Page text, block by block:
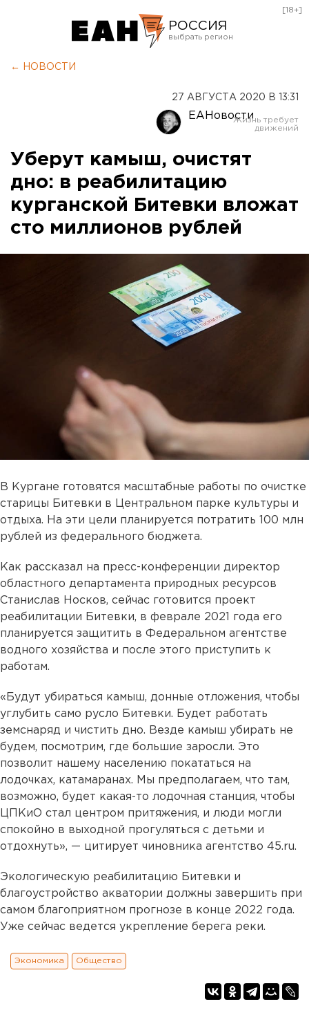
РОССИЯ
Оренбург
[18+]
← НОВОСТИ
27 АВГУСТА 2020 В 13:31
ЕАНовости
Уберут камыш, очистят
дно: в реабилитацию
курганской Битевки вложат
сто миллионов рублей
В Кургане готовятся масштабные работы по очистке
старицы Битевки в Центральном парке культуры и
отдыха. На эти цели планируется потратить 100 млн
рублей из федерального бюджета.
Как рассказал на пресс-конференции директор
областного департамента природных ресурсов
Станислав Носков, сейчас готовится проект
реабилитации Битевки, в феврале 2021 года его
планируется защитить в Федеральном агентстве
водного хозяйства и после этого приступить к
работам.
«Будут убираться камыш, донные отложения, чтобы
углубить само русло Битевки. Будет работать
земснаряд и чистить дно. Везде камыш убирать не
будем, посмотрим, где большие заросли. Это
позволит нашему населению покататься на
лодочках, катамаранах. Мы предполагаем, что там,
возможно, будет какая-то лодочная станция, чтобы
ЦПКиО стал центром притяжения, и люди могли
спокойно в выходной прогуляться с детьми и
отдохнуть», — цитирует чиновника агентство 45.ru.
Экологическую реабилитацию Битевки и
благоустройство акватории должны завершить при
самом благоприятном прогнозе в конце 2022 года.
Уже сейчас ведется укрепление берега реки.
Экономика Общество